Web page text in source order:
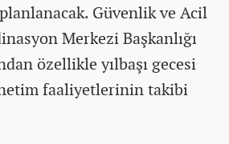
Güvenlik ve Acil
Merkezi Başkanlığı
özellikle yılbaşı gecesi
faaliyetlerinin takibi